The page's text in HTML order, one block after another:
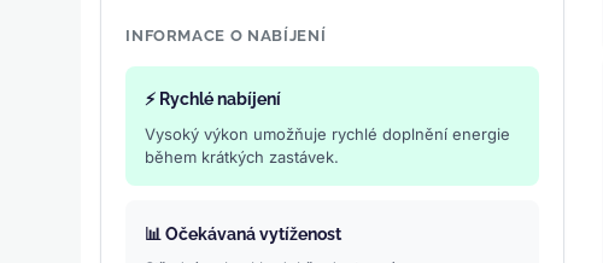
INFORMACE O NABÍJENÍ
⚡ Rychlé nabíjení
Vysoký výkon umožňuje rychlé doplnění energie
během krátkých zastávek.
📊 Očekávaná vytíženost